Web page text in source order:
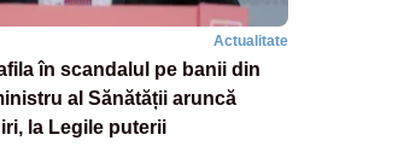
Actualitate
în scandalul pe banii din
al Sănătății aruncă
la Legile puterii